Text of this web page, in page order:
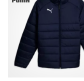
støvler
Nike,
adidas
og